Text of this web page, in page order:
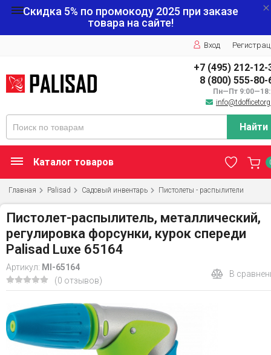
Скидка 5% по промокоду 2025 при заказе
товара на сайте!
Вход
+7 (495) 212-12-
8 (800) 555-80-
Пн—Пт
Найти
Каталог товаров
Главная Palisad Садовый инвентарь Пистолеты - распылители
Пистолет-распылитель, металлический,
регулировка форсунки, курок спереди
Palisad Luxe 65164
Артикул: MI-65164
(0 отзывов)
В